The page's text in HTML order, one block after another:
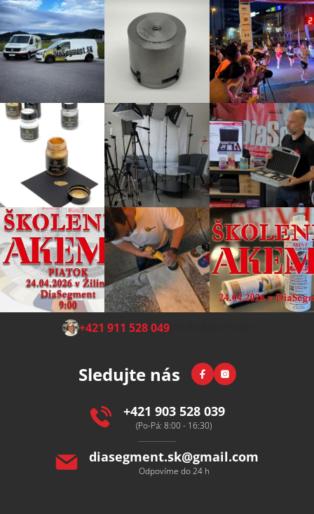
Z +421 911 528 049(Po-Pá 8:00-15:00)
Sledujte nás FacebookInstagram
+421 903 528 039
(Po-Pá: 8:00 - 16:30)
diasegment.sk@gmail.com
Odpovíme do 24 h